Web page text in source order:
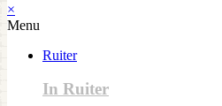
×
Menu
Ruiter
In Ruiter